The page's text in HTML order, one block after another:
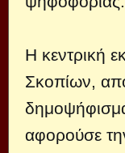
Η κεντρική
Σκοπίων,
αφορούσε